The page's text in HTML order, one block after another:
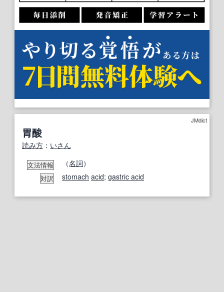
JMdict
胃酸
読み方 ： いさん
文法情報 （名詞）
対訳 stomach acid; gastric acid